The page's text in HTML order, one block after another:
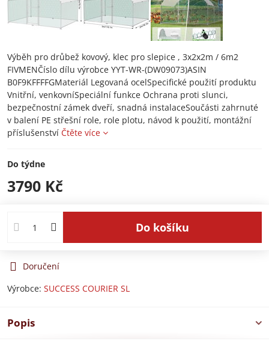
Výběh pro drůbež kovový, klec pro slepice , 3x2x2m / 6m2
FIVMENČíslo dílu výrobce YYT-WR-(DW09073)ASIN
B0F9KFFFFGMateriál Legovaná ocelSpecifické použití produktu
Vnitřní, venkovníSpeciální funkce Ochrana proti slunci,
bezpečnostní zámek dveří, snadná instalaceSoučásti zahrnuté
v balení PE střešní role, role plotu, návod k použití, montážní
příslušenství Čtěte více
Do týdne
3790 Kč
Do košíku
Doručení
Výrobce: SUCCESS COURIER SL
Popis